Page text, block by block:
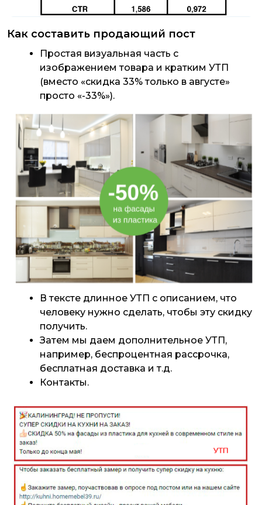
Как составить продающий пост
Простая визуальная часть с
изображением товара и кратким УТП
(вместо «скидка 33% только в августе»
просто «-33%»).
В тексте длинное УТП с описанием, что
человеку нужно сделать, чтобы эту скидку
получить.
Затем мы даем дополнительное УТП,
например, беспроцентная рассрочка,
бесплатная доставка и т.д.
Контакты.